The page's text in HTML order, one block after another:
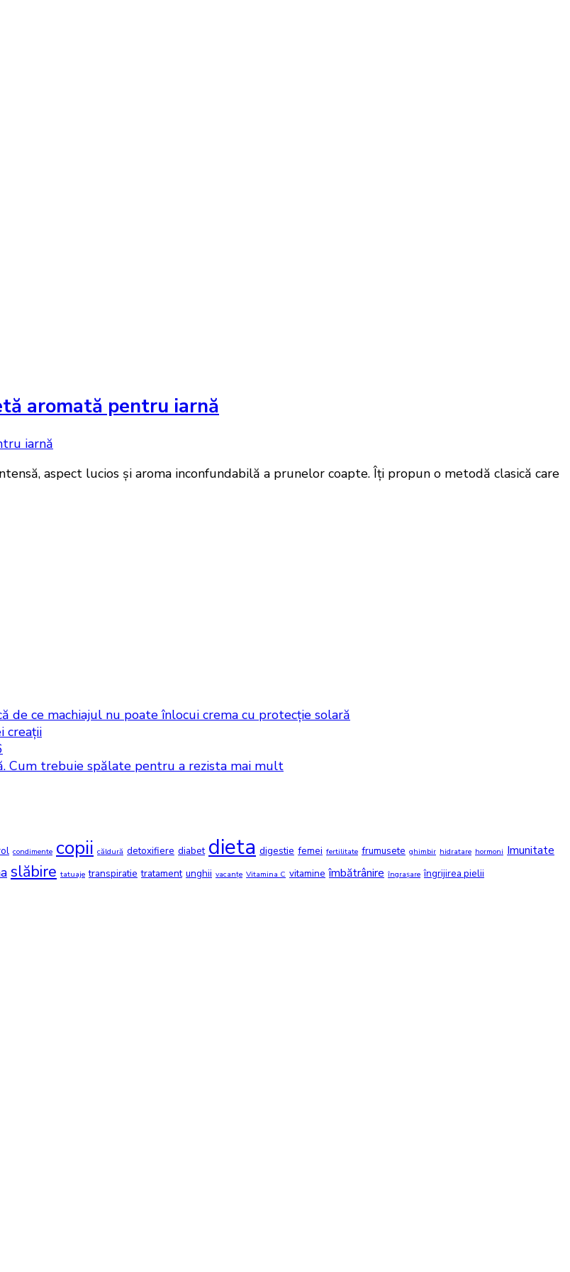
aromată pentru iarnă
aspect lucios și aroma inconfundabilă a prunelor coapte. Îți propun o metodă clasică care
ce machiajul nu poate înlocui crema cu protecție solară
creații
Cum trebuie spălate pentru a rezista mai mult
condimente copii căldură detoxifiere diabet dieta digestie femei fertilitate frumusete ghimbir hidratare hormoni Imunitate
slăbire tatuaje transpiratie tratament unghii vacanțe Vitamina C vitamine îmbătrânire îngrașare îngrijirea pielii